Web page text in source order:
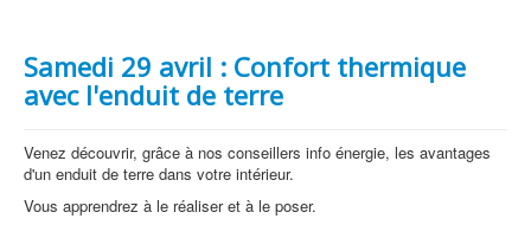
Samedi 29 avril : Confort thermique
avec l'enduit de terre
Venez découvrir, grâce à nos conseillers info énergie, les avantages
d'un enduit de terre dans votre intérieur.
Vous apprendrez à le réaliser et à le poser.